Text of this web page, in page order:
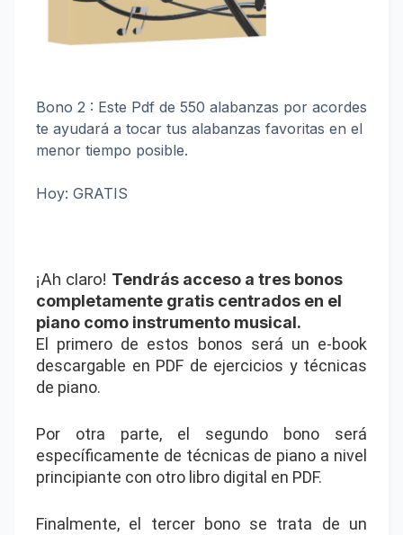
Bono 2 : Este Pdf de 550 alabanzas por acordes
te ayudará a tocar tus alabanzas favoritas en el
menor tiempo posible.
Hoy: GRATIS
¡Ah claro! Tendrás acceso a tres bonos
completamente gratis centrados en el
piano como instrumento musical.
El primero de estos bonos será un e-book
descargable en PDF de ejercicios y técnicas
de piano.
Por otra parte, el segundo bono será
específicamente de técnicas de piano a nivel
principiante con otro libro digital en PDF.
Finalmente, el tercer bono se trata de un